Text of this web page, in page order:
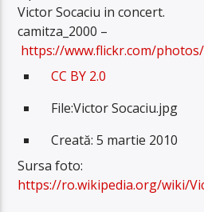
Victor Socaciu in concert.
camitza_2000 –
https://www.flickr.com/
CC BY 2.0
File:Victor Socaciu.jpg
Creată: 5 martie 2010
Sursa foto:
https://ro.wikipedia.org/wiki/